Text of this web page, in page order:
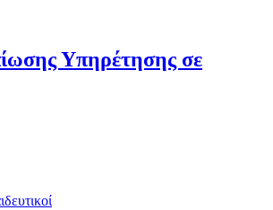
Υπηρέτησης σε